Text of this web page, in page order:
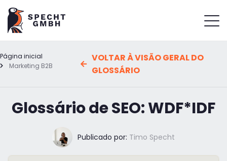
Página inicial
Marketing B2B
VOLTAR À VISÃO GERAL DO
GLOSSÁRIO
Glossário de SEO: WDF*IDF
Publicado por: Timo Specht